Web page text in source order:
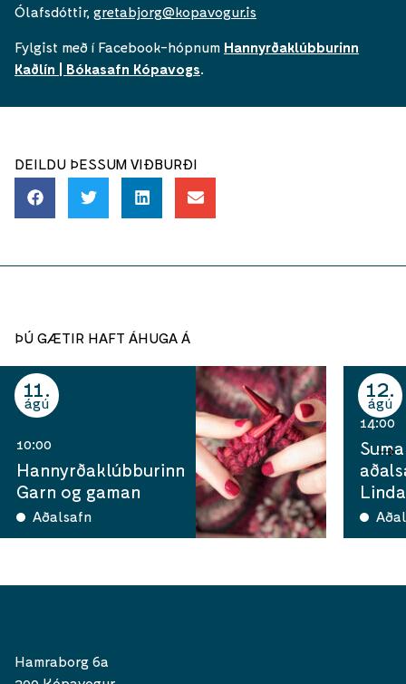
Ólafsdóttir, gretabjorg@kopavogur.is
Fylgist með í Facebook-hópnum Hannyrðaklúbburinn
Kaðlín | Bókasafn Kópavogs
DEILDU ÞESSUM VIÐBURÐI
ÞÚ GÆTIR HAFT ÁHUGA Á
11
ágú
10:00
Hannyrðaklúbburinn
Garn og gaman
Aðalsafn
12
ágú
14:00
Hamraborg 6a